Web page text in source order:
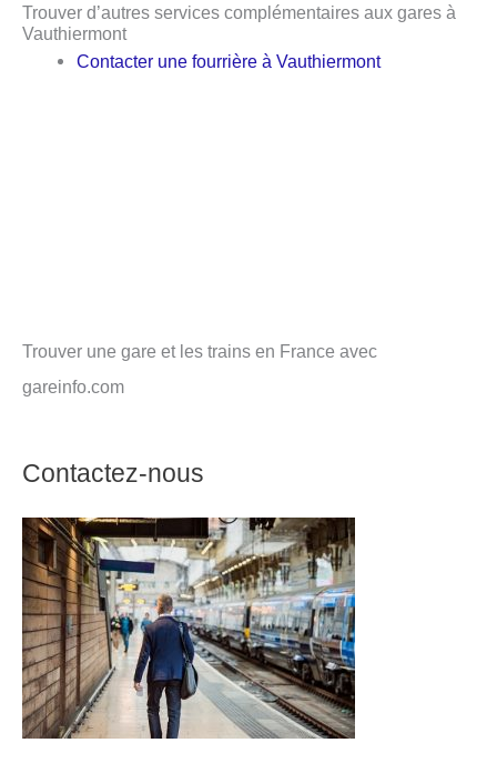
Trouver d’autres services complémentaires aux gares à
Vauthiermont
Contacter une fourrière à Vauthiermont
Trouver une gare et les trains en France avec
gareinfo.com
Contactez-nous